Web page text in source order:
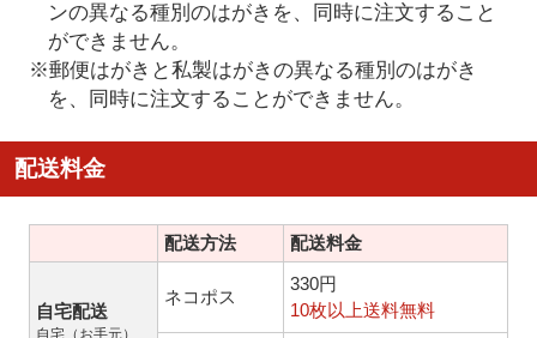
ンの異なる種別のはがきを、同時に注文すること
ができません。
※郵便はがきと私製はがきの異なる種別のはがき
を、同時に注文することができません。
配送料金
配送方法 配送料金
自宅配送
自宅（お手元）
ネコポス
330円
10枚以上送料無料